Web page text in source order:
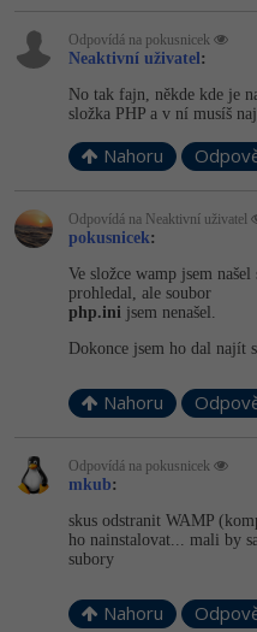
Odpovídá na pokusnicek
Neaktivní uživatel:
No tak fajn, někde kde je
složka PHP a v ní musíš
Nahoru
Odpovídá na Neaktivní uživatel
pokusnicek:
Ve složce wamp jsem
prohledal, ale soubor
php.ini jsem nenašel.
Dokonce jsem ho dal najít
Nahoru
Odpovídá na pokusnicek
mkub:
skus odstranit WAMP
ho nainstalovat... mali by
subory
Nahoru